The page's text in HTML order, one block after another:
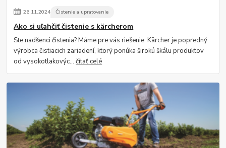
26.11.2024 Čistenie a upratovanie
Ako si uľahčiť čistenie s kärcherom
Ste nadšenci čistenia? Máme pre vás riešenie. Kärcher je popredný
výrobca čistiacich zariadení, ktorý ponúka širokú škálu produktov
od vysokotlakovýc...čítať celé